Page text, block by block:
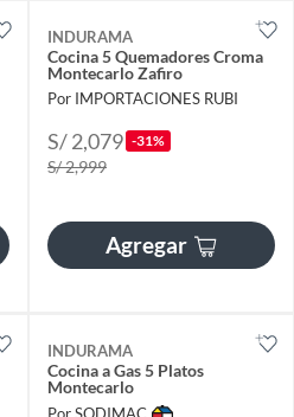
INDURAMA
Cocina 5 Quemadores Croma
Montecarlo Zafiro
Por IMPORTACIONES RUBI
S/ 2,079 -31%
S/ 2,999
Agregar
INDURAMA
Cocina a Gas 5 Platos
Montecarlo
Por SODIMAC